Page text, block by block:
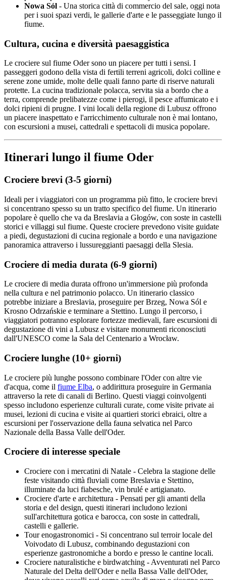
Nowa Sól - Una storica città di commercio del sale, oggi nota
per i suoi spazi verdi, le gallerie d'arte e le passeggiate lungo il
fiume.
Cultura, cucina e diversità paesaggistica
Le crociere sul fiume Oder sono un piacere per tutti i sensi. I
passeggeri godono della vista di fertili terreni agricoli, dolci colline e
serene zone umide, molte delle quali fanno parte di riserve naturali
protette. La cucina tradizionale polacca, servita sia a bordo che a
terra, comprende prelibatezze come i pierogi, il pesce affumicato e i
dolci ripieni di prugne. I vini locali della regione di Lubusz offrono
un piacere inaspettato e l'arricchimento culturale non è mai lontano,
con escursioni a musei, cattedrali e spettacoli di musica popolare.
Itinerari lungo il fiume Oder
Crociere brevi (3-5 giorni)
Ideali per i viaggiatori con un programma più fitto, le crociere brevi
si concentrano spesso su un tratto specifico del fiume. Un itinerario
popolare è quello che va da Breslavia a Głogów, con soste in castelli
storici e villaggi sul fiume. Queste crociere prevedono visite guidate
a piedi, degustazioni di cucina regionale a bordo e una navigazione
panoramica attraverso i lussureggianti paesaggi della Slesia.
Crociere di media durata (6-9 giorni)
Le crociere di media durata offrono un'immersione più profonda
nella cultura e nel patrimonio polacco. Un itinerario classico
potrebbe iniziare a Breslavia, proseguire per Brzeg, Nowa Sól e
Krosno Odrzańskie e terminare a Stettino. Lungo il percorso, i
viaggiatori potranno esplorare fortezze medievali, fare escursioni di
degustazione di vini a Lubusz e visitare monumenti riconosciuti
dall'UNESCO come la Sala del Centenario a Wrocław.
Crociere lunghe (10+ giorni)
Le crociere più lunghe possono combinare l'Oder con altre vie
d'acqua, come il fiume Elba, o addirittura proseguire in Germania
attraverso la rete di canali di Berlino. Questi viaggi coinvolgenti
spesso includono esperienze culturali curate, come visite private ai
musei, lezioni di cucina e visite ai quartieri storici ebraici, oltre a
escursioni per l'osservazione della fauna selvatica nel Parco
Nazionale della Bassa Valle dell'Oder.
Crociere di interesse speciale
Crociere con i mercatini di Natale - Celebra la stagione delle
feste visitando città fluviali come Breslavia e Stettino,
illuminate da luci fiabesche, vin brulé e artigianato.
Crociere d'arte e architettura - Pensati per gli amanti della
storia e del design, questi itinerari includono lezioni
sull'architettura gotica e barocca, con soste in cattedrali,
castelli e gallerie.
Tour enogastronomici - Si concentrano sul terroir locale del
Voivodato di Lubusz, combinando degustazioni con
esperienze gastronomiche a bordo e presso le cantine locali.
Crociere naturalistiche e birdwatching - Avventurati nel Parco
Naturale del Delta dell'Oder e nella Bassa Valle dell'Oder,